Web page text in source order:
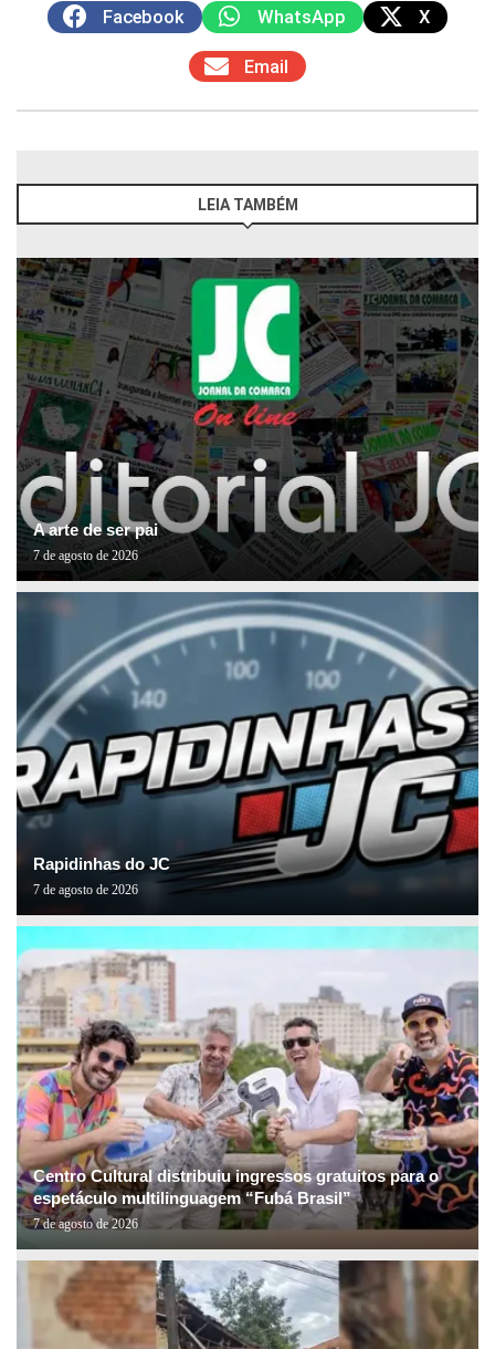
Facebook WhatsApp X
Email
LEIA TAMBÉM
A arte de ser pai
7 de agosto de 2026
Rapidinhas do JC
7 de agosto de 2026
Centro Cultural distribuiu ingressos gratuitos para o
espetáculo multilinguagem “Fubá Brasil”
7 de agosto de 2026